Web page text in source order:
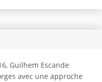
Guilhem Escande
avec une approche